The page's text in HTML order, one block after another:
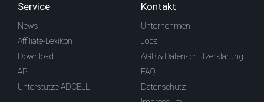
Service
News
Affiliate-Lexikon
Download
API
Unterstütze ADCELL
Kontakt
Unternehmen
Jobs
AGB & Datenschutzerklärung
FAQ
Datenschutz